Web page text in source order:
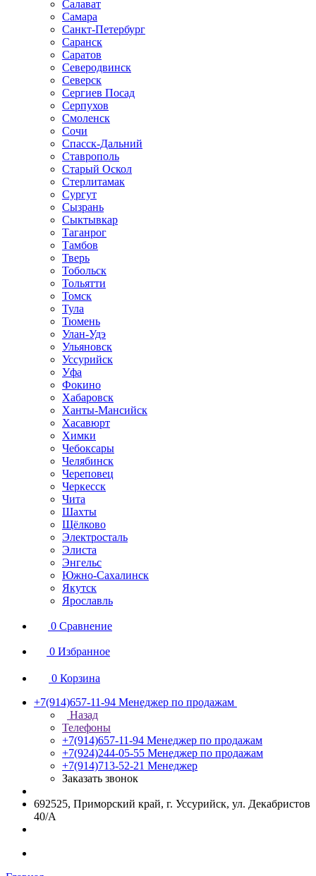
Салават
Самара
Санкт-Петербург
Саранск
Саратов
Северодвинск
Северск
Сергиев Посад
Серпухов
Смоленск
Сочи
Спасск-Дальний
Ставрополь
Старый Оскол
Стерлитамак
Сургут
Сызрань
Сыктывкар
Таганрог
Тамбов
Тверь
Тобольск
Тольятти
Томск
Тула
Тюмень
Улан-Удэ
Ульяновск
Уссурийск
Уфа
Фокино
Хабаровск
Ханты-Мансийск
Хасавюрт
Химки
Чебоксары
Челябинск
Череповец
Черкесск
Чита
Шахты
Щёлково
Электросталь
Элиста
Энгельс
Южно-Сахалинск
Якутск
Ярославль
0 Сравнение
0 Избранное
0 Корзина
+7(914)657-11-94 Менеджер по продажам
Назад
Телефоны
+7(914)657-11-94 Менеджер по продажам
+7(924)244-05-55 Менеджер по продажам
+7(914)713-52-21 Менеджер
Заказать звонок
692525, Приморский край, г. Уссурийск, ул. Декабристов
40/А